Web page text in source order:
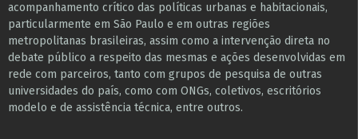
acompanhamento crítico das políticas urbanas e habitacionais,
particularmente em São Paulo e ​em outras regiões
metropolitanas brasileiras, assim como a intervenção direta no
debate público a respeito das mesmas e ações desenvolvidas em
r​e​de com parceiros, tanto com grupos de pesquisa ​de outras
universidades do país, como com ONGs, coletivos, escritórios
modelo e de assistência técnica​, entre outros​.